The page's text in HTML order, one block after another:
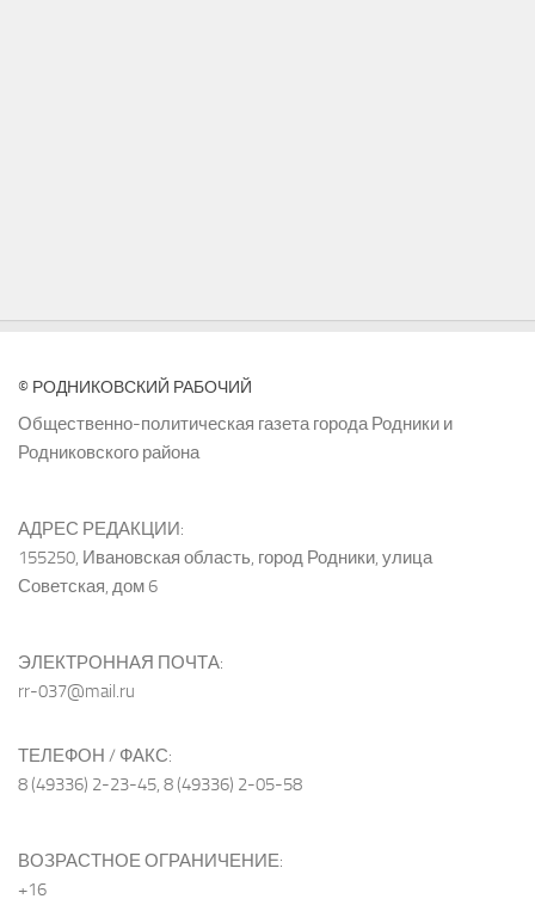
© РОДНИКОВСКИЙ РАБОЧИЙ
Общественно-политическая газета города Родники и
Родниковского района
АДРЕС РЕДАКЦИИ:
155250, Ивановская область, город Родники, улица
Советская, дом 6
ЭЛЕКТРОННАЯ ПОЧТА:
rr-037@mail.ru
ТЕЛЕФОН / ФАКС:
8 (49336) 2-23-45, 8 (49336) 2-05-58
ВОЗРАСТНОЕ ОГРАНИЧЕНИЕ:
+16